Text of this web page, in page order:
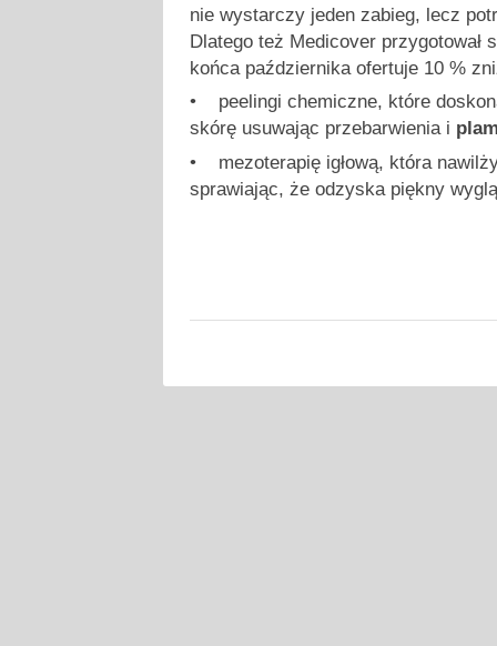
nie wystarczy jeden zabieg, lecz
Dlatego też Medicover przygotował
końca października ofertuje 10 %
• peelingi chemiczne, które
skórę usuwając przebarwienia i
• mezoterapię igłową, która
sprawiając, że odzyska piękny